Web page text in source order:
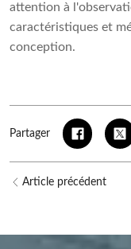
attention à
caractéristiques et
conception.
Partager
Article précédent